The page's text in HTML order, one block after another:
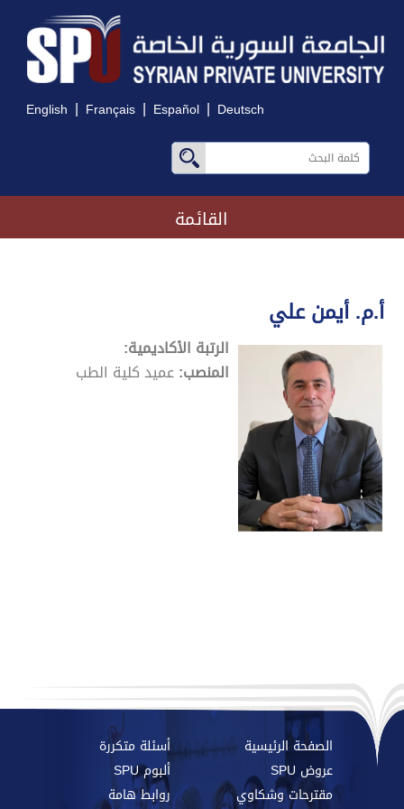
English | Français | Español | Deutsch
القائمة
أ.م. أيمن علي
الرتبة الأكاديمية:
المنصب:عميد كلية الطب
الصفحة الرئيسية
أسئلة متكررة
عروض SPU
ألبوم SPU
مقترحات وشكاوي
روابط هامة